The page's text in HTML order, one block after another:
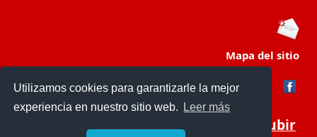
Utilizamos cookies para garantizarle la mejor
experiencia en nuestro sitio web.
Leer más
Mapa del sitio
Subir